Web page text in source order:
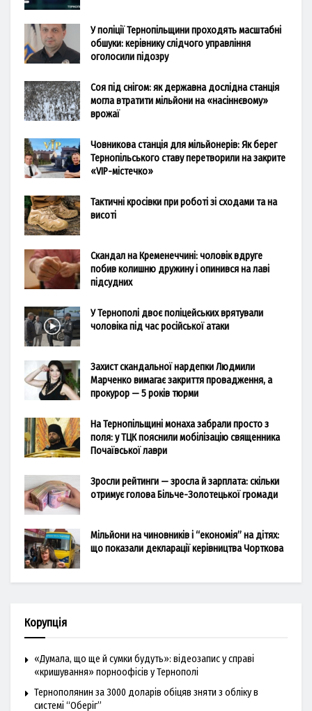
У поліції Тернопільщини проходять масштабні
обшуки: керівнику слідчого управління
оголосили підозру
Соя під снігом: як державна дослідна станція
могла втратити мільйони на «насіннєвому»
врожаї
Човникова станція для мільйонерів: Як берег
Тернопільського ставу перетворили на закрите
«VIP-містечко»
Тактичні кросівки при роботі зі сходами та на
висоті
Скандал на Кременеччині: чоловік вдруге
побив колишню дружину і опинився на лаві
підсудних
У Тернополі двоє поліцейських врятували
чоловіка під час російської атаки
Захист скандальної нардепки Людмили
Марченко вимагає закриття провадження, а
прокурор — 5 років тюрми
На Тернопільщині монаха забрали просто з
поля: у ТЦК пояснили мобілізацію священника
Почаївської лаври
Зросли рейтинги — зросла й зарплата: скільки
отримує голова Більче-Золотецької громади
Мільйони на чиновників і “економія” на дітях:
що показали декларації керівництва Чорткова
Корупція
«Думала, що ще й сумки будуть»: відеозапис у справі
«кришування» порноофісів у Тернополі
Тернополянин за 3000 доларів обіцяв зняти з обліку в
системі “Оберіг”